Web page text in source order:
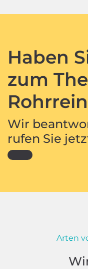
Haben
zum
Wir
rufen Sie
Arten